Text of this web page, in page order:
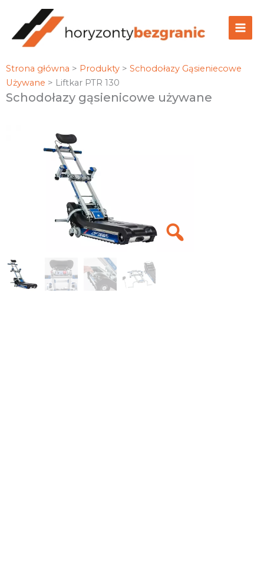
treści
Strona główna > Produkty > Schodołazy Gąsieniecowe
Używane > Liftkar PTR 130
Schodołazy gąsienicowe używane